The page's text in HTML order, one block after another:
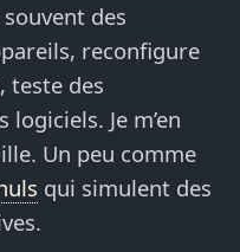
des
reconfigure
teste des
Je m’en
Un peu comme
qui simulent des